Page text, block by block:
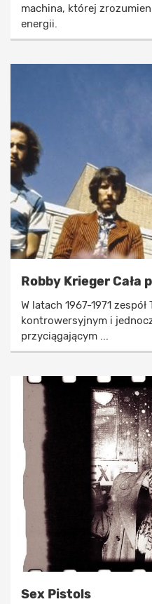
machina, której
energii.
Robby Krieger Cała
W latach 1967-1971
kontrowersyjnym i
przyciągającym ...
Sex Pistols